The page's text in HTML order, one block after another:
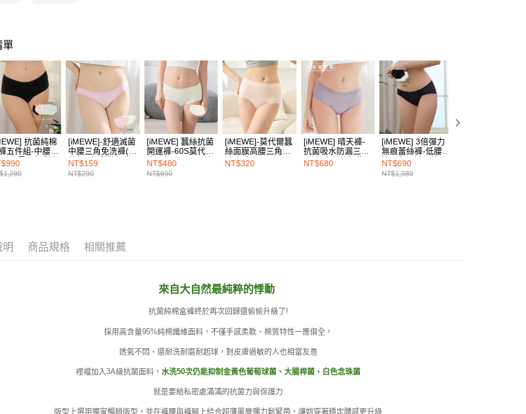
２．關於個人資料處理事宜，請瀏覽以下網址：
https://aftee.tw/terms/#terms3
３．未成年的使用者請事先徵得法定代理人或監護人之同意方可使用
「AFTEE先享後付」，若未經同意申辦者引起之損失，本公司不負相關責
４．使用「AFTEE先享後付」時，將依據個別帳號之用戶狀況，依本公司
即時審查核予不同之上限額度；若仍有額度不足之情形，本公司將視審查
結果請求用戶進行身份認證。
５．嚴禁一人註冊多個帳號或使用他人資訊註冊。若發現惡意使用之情
形，恩沛科技股份有限公司將有權停止該用戶之使用額度並採取法律行
動。
EASY SHOP門市速取
免運費
海外配送 查看運費
單
抗菌純棉
五件組-中腰平
褲-雲朵粉彩色
[iMEWE]-舒適滅菌
中腰三角免洗褲(五
件組)-粉彩繽紛色
NT$159
NT$290
[iMEWE] 蠶絲抗菌
開運褲-60S莫代爾
中腰無痕平口內褲
(3件組)-(綠+膚
+黃)
NT$480
NT$690
[iMEWE]-莫代爾蠶
絲面膜高腰三角內
褲-粉色
NT$320
[iMEWE] 晴天褲-
抗菌吸水防漏三角
內褲-自帶仙氣紫
NT$680
[iMEWE] 3倍彈力
無痕蕾絲褲-低腰窄
邊三角內褲(2件
組)-黑白經典
NT$690
NT$1,380
明 商品規格 相關推薦
來自大自然最純粹的悸動
抗菌純棉盒褲終於再次回歸還偷偷升級了!
採用高含量95%純棉纖維面料，不僅手感柔軟、棉質特性一應俱全，
透氣不悶、還耐洗耐磨耐起球，對皮膚過敏的人也相當友善
裡襠加入3A級抗菌面料， 水洗50次仍能抑制金黃色葡萄球菌、大腸桿菌、白色念珠菌
就是要給私密處滿滿的抗菌力與保護力
版型上選用獨家暢銷版型，並在褲腰與褲腳上結合超薄單層彈力鬆緊帶，讓妳穿著穩定體感更升級